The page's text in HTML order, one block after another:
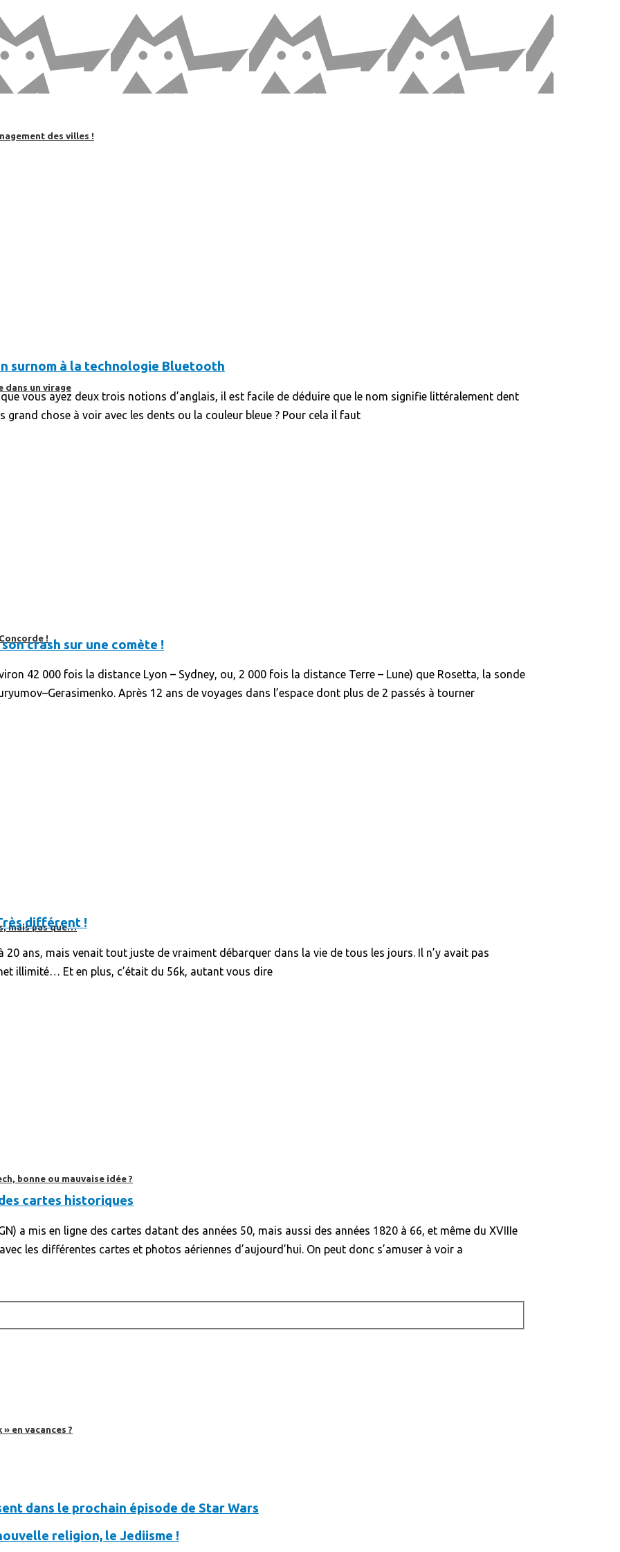
des villes !
dans un virage
!
mais pas que…
bonne ou mauvaise idée ?
en vacances ?
surnom à la technologie Bluetooth
vous ayez deux trois notions d’anglais, il est facile de déduire que le nom signifie littéralement dent
chose à voir avec les dents ou la couleur bleue ? Pour cela il faut
crash sur une comète !
42 000 fois la distance Lyon – Sydney, ou, 2 000 fois la distance Terre – Lune) que Rosetta, la sonde
Après 12 ans de voyages dans l’espace dont plus de 2 passés à tourner
différent !
20 ans, mais venait tout juste de vraiment débarquer dans la vie de tous les jours. Il n’y avait pas
illimité… Et en plus, c’était du 56k, autant vous dire
cartes historiques
a mis en ligne des cartes datant des années 50, mais aussi des années 1820 à 66, et même du XVIIIe
les différentes cartes et photos aériennes d’aujourd’hui. On peut donc s’amuser à voir a
dans le prochain épisode de Star Wars
religion, le Jediisme !